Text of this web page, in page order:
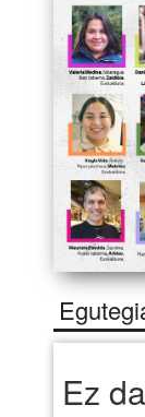
Ez